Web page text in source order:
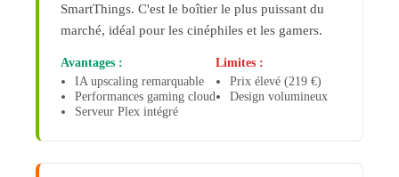
SmartThings. C'est le boîtier le plus puissant du
marché, idéal pour les cinéphiles et les gamers.
Avantages :
IA upscaling remarquable
Performances gaming cloud
Serveur Plex intégré
Limites :
Prix élevé (219 €)
Design volumineux